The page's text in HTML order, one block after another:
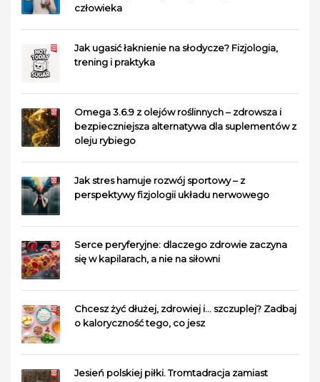
człowieka
Jak ugasić łaknienie na słodycze? Fizjologia,
trening i praktyka
Omega 3.6.9 z olejów roślinnych – zdrowsza i
bezpieczniejsza alternatywa dla suplementów z
oleju rybiego
Jak stres hamuje rozwój sportowy – z
perspektywy fizjologii układu nerwowego
Serce peryferyjne: dlaczego zdrowie zaczyna
się w kapilarach, a nie na siłowni
Chcesz żyć dłużej, zdrowiej i… szczuplej? Zadbaj
o kaloryczność tego, co jesz
Jesień polskiej piłki. Tromtadracja zamiast